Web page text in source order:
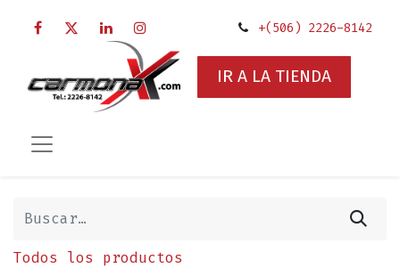
+(506) 2226-8142
IR A LA TIENDA
Todos los productos